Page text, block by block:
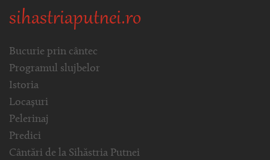
sihastriaputnei.ro
Bucurie prin cântec
Programul slujbelor
Istoria
Locașuri
Pelerinaj
Predici
Cântări de la Sihăstria Putnei